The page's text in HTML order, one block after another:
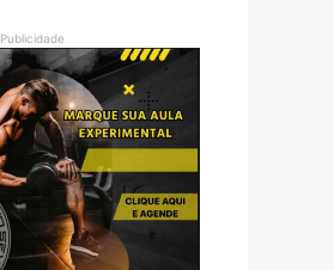
Publicidade